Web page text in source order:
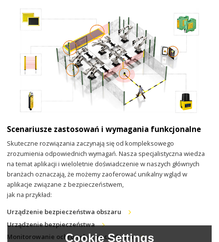
Scenariusze zastosowań i wymagania funkcjonalne
Skuteczne rozwiązania zaczynają się od kompleksowego
zrozumienia odpowiednich wymagań. Nasza specjalistyczna wiedza
na temat aplikacji i wieloletnie doświadczenie w naszych głównych
branżach oznaczają, że możemy zaoferować unikalny wgląd w
aplikacje związane z bezpieczeństwem,
jak na przykład:
Urządzenie bezpieczeństwa obszaru
Urządzenie bezpieczeństwa
Monitorowanie ochrony bezpieczeństwa
Cookie Settings